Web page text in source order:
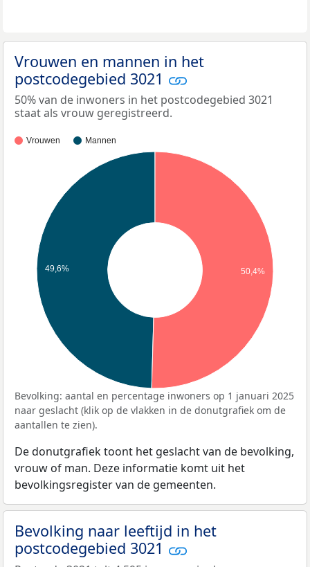
Vrouwen en mannen in het
postcodegebied 3021
50% van de inwoners in het postcodegebied 3021
staat als vrouw geregistreerd.
Vrouwen Mannen
49,6% 50,4%
Bevolking: aantal en percentage inwoners op 1 januari 2025
naar geslacht (klik op de vlakken in de donutgrafiek om de
aantallen te zien).
De donutgrafiek toont het geslacht van de bevolking,
vrouw of man. Deze informatie komt uit het
bevolkingsregister van de gemeenten.
Bevolking naar leeftijd in het
postcodegebied 3021